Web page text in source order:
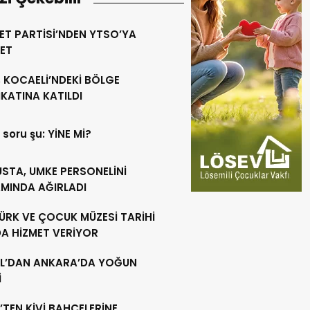
PARTİSİ’NDEN YTSO’YA
KOCAELİ’NDEKİ BÖLGE
KATILDI
şu: YİNE Mİ?
UMKE PERSONELİNİ
AĞIRLADI
VE ÇOCUK MÜZESİ TARİHİ
HİZMET VERİYOR
ANKARA’DA YOĞUN